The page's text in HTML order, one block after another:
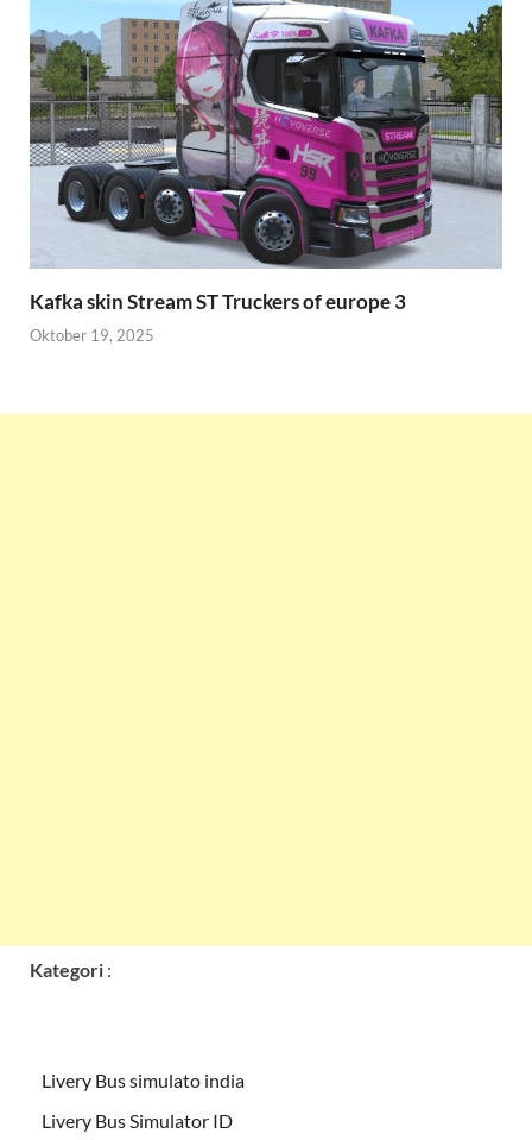
Kafka skin Stream ST Truckers of europe 3
Oktober 19, 2025
Kategori :
Livery Bus simulato india
Livery Bus Simulator ID